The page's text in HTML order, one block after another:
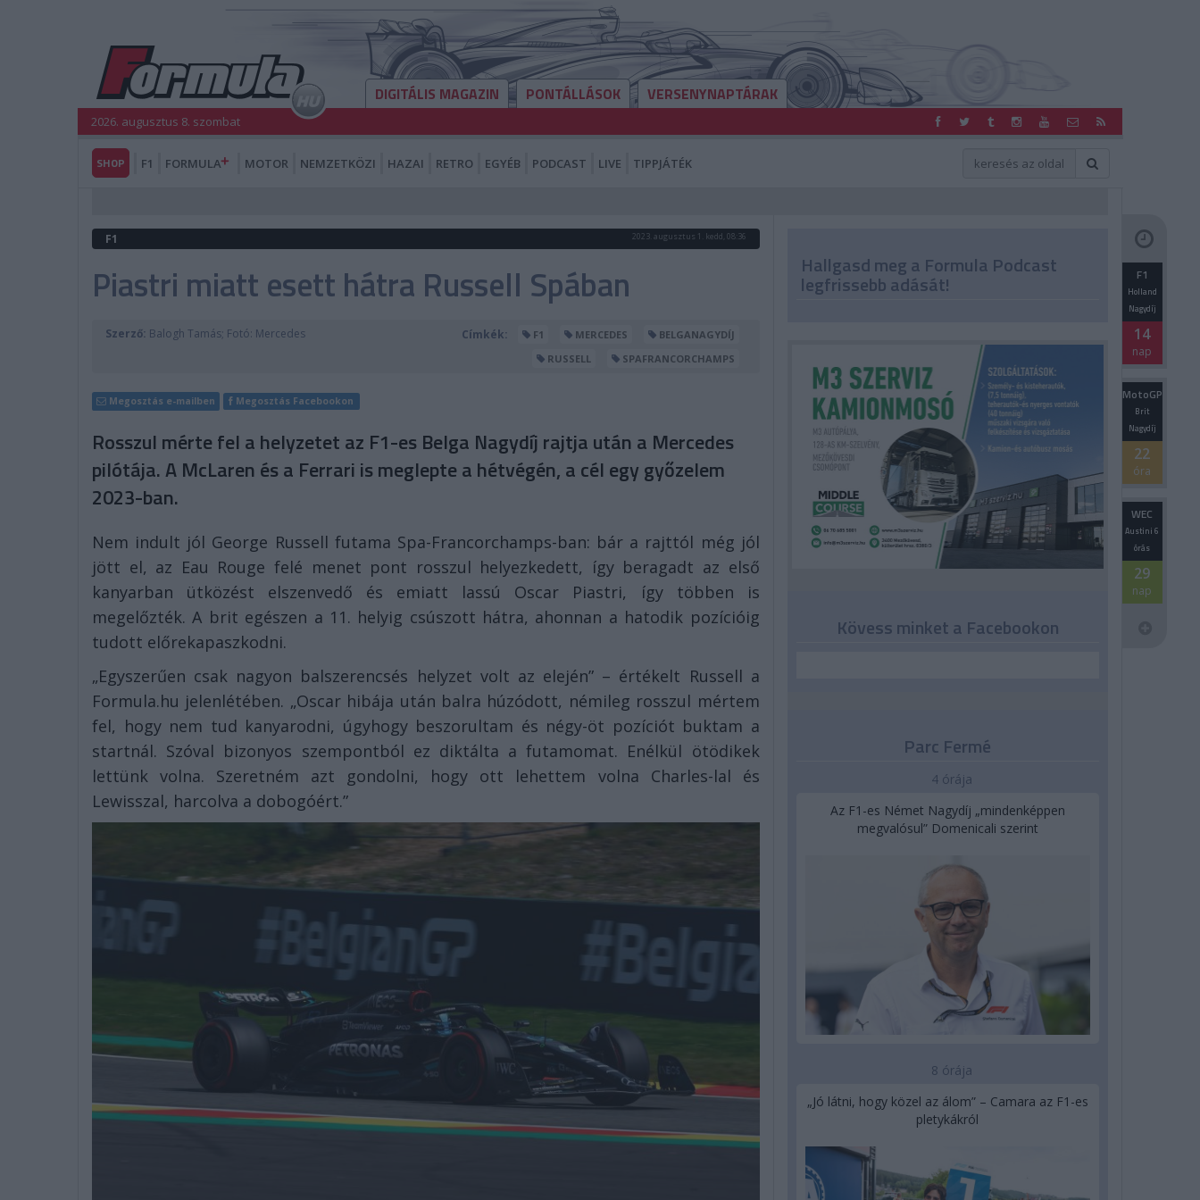
DIGITÁLIS MAGAZIN PONTÁLLÁSOK VERSENYNAPTÁRAK
2026. augusztus 8. szombat
SHOP F1 FORMULA MOTOR NEMZETKÖZI HAZAI RETRO EGYÉB PODCAST LIVE TIPPJÁTÉK
F1 2023. augusztus 1. kedd, 08:36
Piastri miatt esett hátra Russell Spában
Szerző: Balogh Tamás; Fotó: Mercedes Címkék: F1 MERCEDES
BELGANAGYDÍJ
RUSSELL
SPAFRANCORCHAMPS
Megosztás e-mailben Megosztás Facebookon
Rosszul mérte fel a helyzetet az F1-es Belga Nagydíj rajtja után a Mercedes
pilótája. A McLaren és a Ferrari is meglepte a hétvégén, a cél egy győzelem
2023-ban.
Nem indult jól George Russell futama Spa-Francorchamps-ban: bár a rajttól még jól
jött el, az Eau Rouge felé menet pont rosszul helyezkedett, így beragadt az első
kanyarban ütközést elszenvedő és emiatt lassú Oscar Piastri, így többen is
megelőzték. A brit egészen a 11. helyig csúszott hátra, ahonnan a hatodik pozícióig
tudott előrekapaszkodni.
„Egyszerűen csak nagyon balszerencsés helyzet volt az elején” – értékelt Russell a
Formula.hu jelenlétében. „Oscar hibája után balra húzódott, némileg rosszul mértem
fel, hogy nem tud kanyarodni, úgyhogy beszorultam és négy-öt pozíciót buktam a
startnál. Szóval bizonyos szempontból ez diktálta a futamomat. Enélkül ötödikek
lettünk volna. Szeretném azt gondolni, hogy ott lehettem volna Charles-lal és
Lewisszal, harcolva a dobogóért.”
Hallgasd meg a Formula Podcast
legfrissebb adását! F1
Holland
Nagydíj
14
nap
MotoGP
Brit
Nagydíj
22
óra
WEC
Austini 6
órás
29
nap
Kövess minket a Facebookon
Parc Fermé
4 órája
Az F1-es Német Nagydíj „mindenképpen
megvalósul” Domenicali szerint
8 órája
„Jó látni, hogy közel az álom” – Camara az F1-es
pletykákról